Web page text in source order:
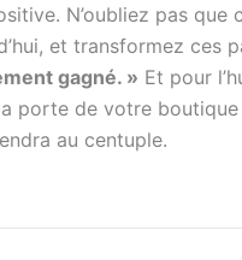
N’oubliez pas
et transformez ces
gagné. » Et pour
porte de votre
au centuple.